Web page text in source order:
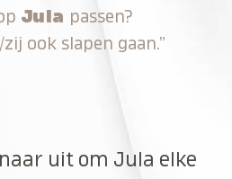
Jula passen?
ook slapen gaan.”
naar uit om Jula elke